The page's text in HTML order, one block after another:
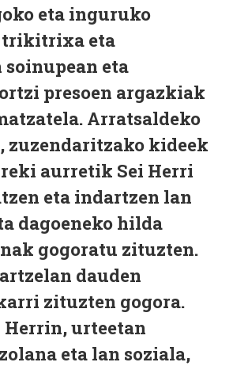
eta inguruko
trikitrixa eta
soinupean eta
presoen argazkiak
Arratsaldeko
zuzendaritzako kideek
aurretik Sei Herri
eta indartzen lan
dagoeneko hilda
gogoratu zituzten.
dauden
zituzten gogora.
Herrin, urteetan
eta lan soziala,